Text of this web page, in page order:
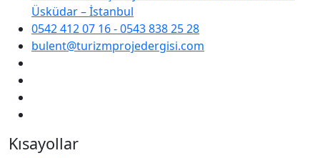
Üsküdar – İstanbul
0542 412 07 16 - 0543 838 25 28
bulent@turizmprojedergisi.com
Kısayollar